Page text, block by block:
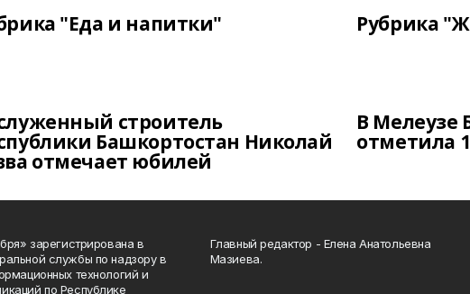
"Еда и напитки" Рубрика
строитель
Башкортостан Николай
отмечает юбилей
В Мелеузе
отметила
зарегистрирована в
службы по надзору в
технологий и
по Республике
Главный редактор - Елена Анатольевна
Мазиева.